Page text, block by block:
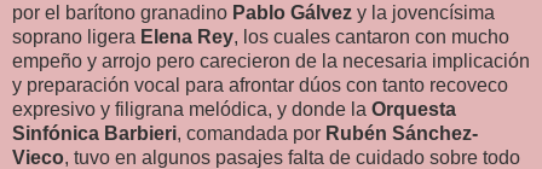
por el barítono granadino Pablo Gálvez y la jovencísima
soprano ligera Elena Rey, los cuales cantaron con mucho
empeño y arrojo pero carecieron de la necesaria implicación
y preparación vocal para afrontar dúos con tanto recoveco
expresivo y filigrana melódica, y donde la Orquesta
Sinfónica Barbieri, comandada por Rubén Sánchez-
Vieco, tuvo en algunos pasajes falta de cuidado sobre todo